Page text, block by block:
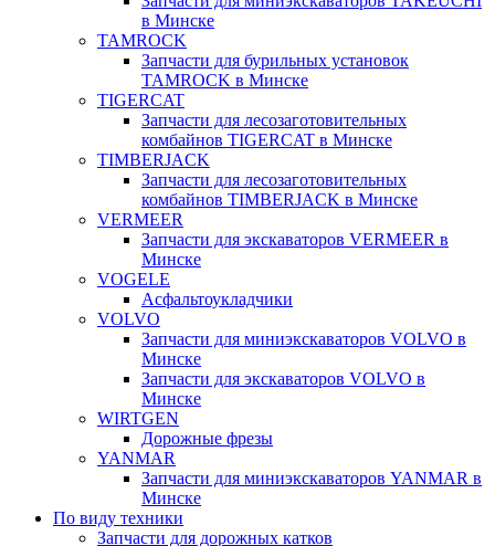
в Минске
TAMROCK
Запчасти для бурильных установок
TAMROCK в Минске
TIGERCAT
Запчасти для лесозаготовительных
комбайнов TIGERCAT в Минске
TIMBERJACK
Запчасти для лесозаготовительных
комбайнов TIMBERJACK в Минске
VERMEER
Запчасти для экскаваторов VERMEER в
Минске
VOGELE
Асфальтоукладчики
VOLVO
Запчасти для миниэкскаваторов VOLVO в
Минске
Запчасти для экскаваторов VOLVO в
Минске
WIRTGEN
Дорожные фрезы
YANMAR
Запчасти для миниэкскаваторов YANMAR в
Минске
По виду техники
Запчасти для дорожных катков